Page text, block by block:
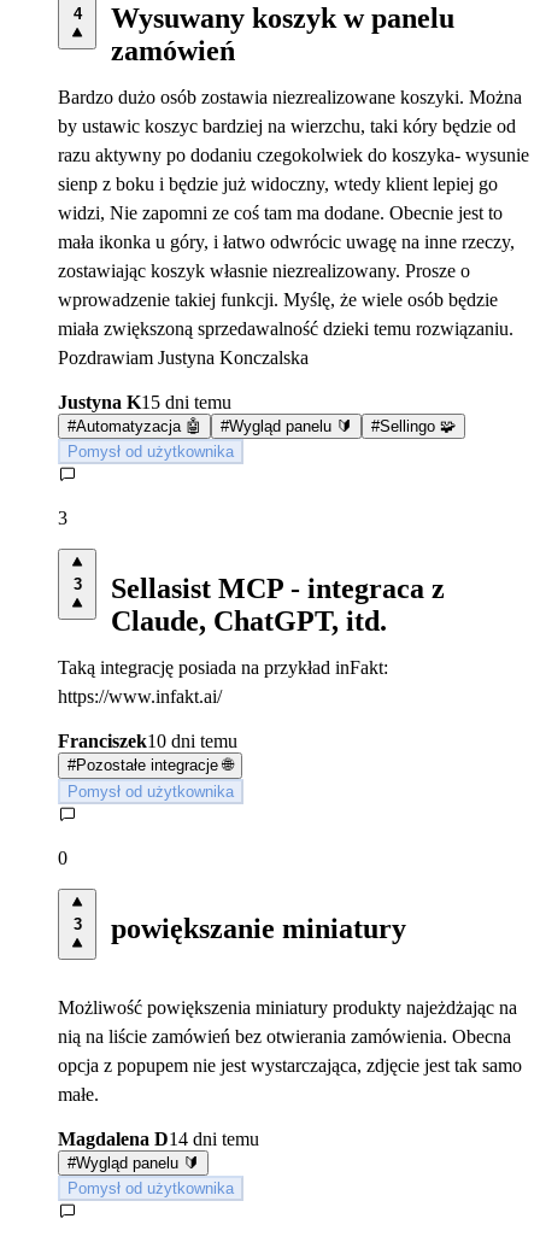
4
Wysuwany koszyk w panelu
zamówień
Bardzo dużo osób zostawia niezrealizowane koszyki. Można
by ustawic koszyc bardziej na wierzchu, taki kóry będzie od
razu aktywny po dodaniu czegokolwiek do koszyka- wysunie
sienp z boku i będzie już widoczny, wtedy klient lepiej go
widzi, Nie zapomni ze coś tam ma dodane. Obecnie jest to
mała ikonka u góry, i łatwo odwrócic uwagę na inne rzeczy,
zostawiając koszyk własnie niezrealizowany. Prosze o
wprowadzenie takiej funkcji. Myślę, że wiele osób będzie
miała zwiększoną sprzedawalność dzieki temu rozwiązaniu.
Pozdrawiam Justyna Konczalska
Justyna K15 dni temu
#Automatyzacja 🤖 #Wygląd panelu 🔰 #Sellingo 🧩
Pomysł od użytkownika
3
3
Sellasist MCP - integraca z
Claude, ChatGPT, itd.
Taką integrację posiada na przykład inFakt:
https://www.infakt.ai/
Franciszek10 dni temu
#Pozostałe integracje 🌐
Pomysł od użytkownika
0
3 powiększanie miniatury
Możliwość powiększenia miniatury produkty najeżdżając na
nią na liście zamówień bez otwierania zamówienia. Obecna
opcja z popupem nie jest wystarczająca, zdjęcie jest tak samo
małe.
Magdalena D14 dni temu
#Wygląd panelu 🔰
Pomysł od użytkownika